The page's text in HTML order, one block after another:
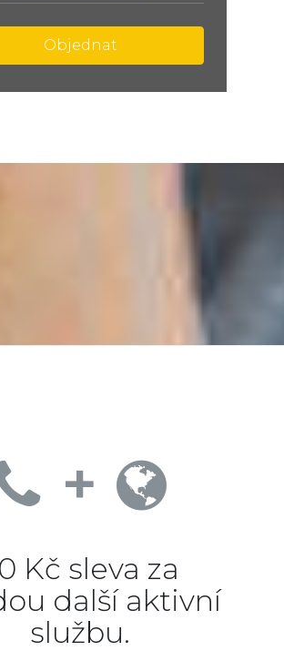
Objednat
+
Kč sleva za
další aktivní
službu.